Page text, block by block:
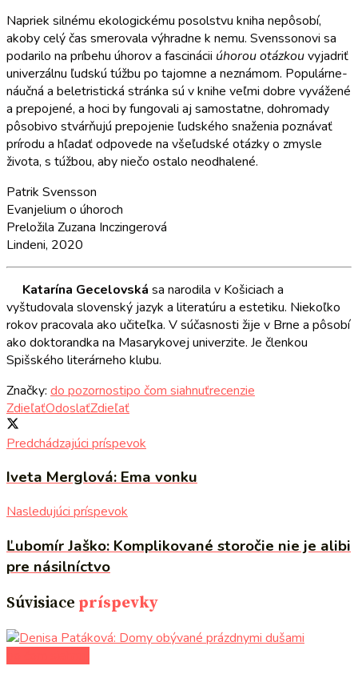
Napriek silnému ekologickému posolstvu kniha nepôsobí,
akoby celý čas smerovala výhradne k nemu. Svenssonovi sa
podarilo na príbehu úhorov a fascinácii úhorou otázkouvyjadriť
univerzálnu ľudskú túžbu po tajomne a neznámom. Populárne-
náučná a beletristická stránka sú v knihe veľmi dobre vyvážené
a prepojené, a hoci by fungovali aj samostatne, dohromady
pôsobivo stvárňujú prepojenie ľudského snaženia poznávať
prírodu a hľadať odpovede na všeľudské otázky o zmysle
života, s túžbou, aby niečo ostalo neodhalené.
Patrik Svensson
Evanjelium o úhoroch
Preložila Zuzana Inczingerová
Lindeni, 2020
Katarína Gecelovská sa narodila v Košiciach a
vyštudovala slovenský jazyk a literatúru a estetiku. Niekoľko
rokov pracovala ako učiteľka. V súčasnosti žije v Brne a pôsobí
ako doktorandka na Masarykovej univerzite. Je členkou
Spišského literárneho klubu.
Značky: do pozornostipo čom siahnuťrecenzie
ZdieľaťOdoslaťZdieľať
Predchádzajúci príspevok
Iveta Merglová: Ema vonku
Nasledujúci príspevok
Ľubomír Jaško: Komplikované storočie nie je alibi
pre násilníctvo
Súvisiace príspevky